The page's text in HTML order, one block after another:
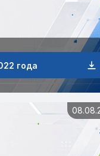
года